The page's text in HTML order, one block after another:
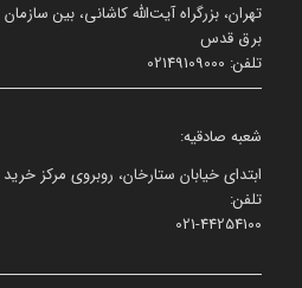
تهران، بزرگراه آیت‌الله کاشانی، بین
برق قدس
تلفن: 02149109000
شعبه صادقیه:
ابتدای خیابان ستارخان، روبروی مرکز
تلفن:
021-44254100